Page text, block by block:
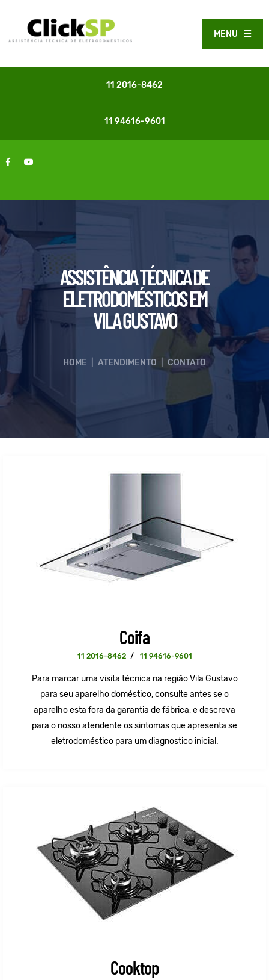
MENU
11 2016-8462
11 94616-9601
ASSISTÊNCIA TÉCNICA DE
ELETRODOMÉSTICOS EM
VILA GUSTAVO
HOME ATENDIMENTO CONTATO
Coifa
11 2016-8462 / 11 94616-9601
Para marcar uma visita técnica na região Vila Gustavo
para seu aparelho doméstico, consulte antes se o
aparelho esta fora da garantia de fábrica, e descreva
para o nosso atendente os sintomas que apresenta se
eletrodoméstico para um diagnostico inicial.
Cooktop